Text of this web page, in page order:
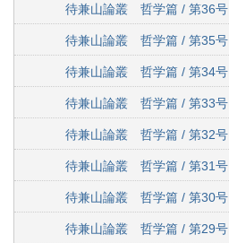
待兼山論叢 哲学篇 / 第36号
待兼山論叢 哲学篇 / 第35号
待兼山論叢 哲学篇 / 第34号
待兼山論叢 哲学篇 / 第33号
待兼山論叢 哲学篇 / 第32号
待兼山論叢 哲学篇 / 第31号
待兼山論叢 哲学篇 / 第30号
待兼山論叢 哲学篇 / 第29号